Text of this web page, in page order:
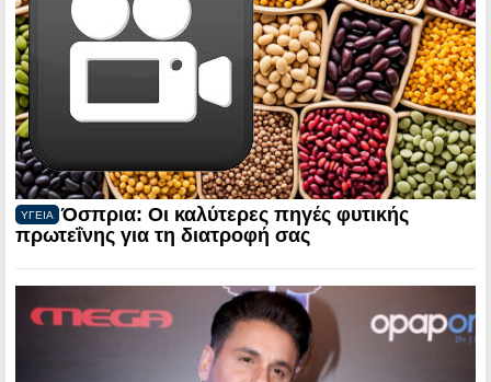
ΥΓΕΙΑ
Όσπρια: Οι καλύτερες πηγές φυτικής
πρωτεΐνης για τη διατροφή σας